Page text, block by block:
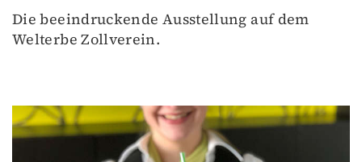
Die beeindruckende Ausstellung auf dem
Welterbe Zollverein.